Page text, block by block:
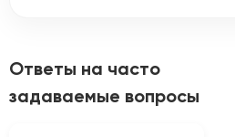
Ответы на часто
задаваемые вопросы